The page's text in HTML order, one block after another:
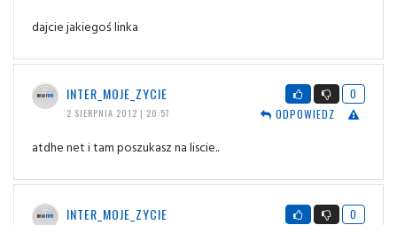
dajcie jakiegoś linka
INTER_MOJE_ZYCIE
2 SIERPNIA 2012 | 20:57
0
ODPOWIEDZ
atdhe net i tam poszukasz na liscie..
INTER_MOJE_ZYCIE
0